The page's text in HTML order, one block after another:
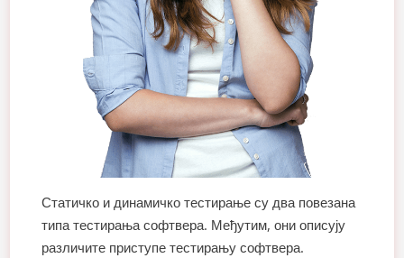
Статичко и динамичко тестирање су два повезана
типа тестирања софтвера. Међутим, они описују
различите приступе тестирању софтвера.